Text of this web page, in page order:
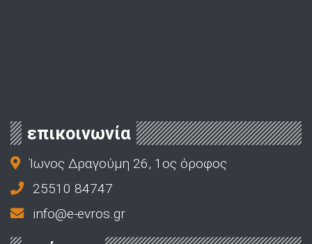
επικοινωνία
Ίωνος Δραγούμη 26, 1ος όροφος
25510 84747
info@e-evros.gr